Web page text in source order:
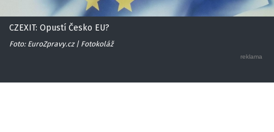
CZEXIT: Opustí Česko EU?
Foto: EuroZpravy.cz | Fotokoláž